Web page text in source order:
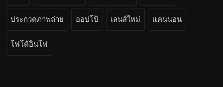
ประกวดภาพถ่าย ออปโป้ เลนส์ใหม่ แคนนอน
โฟโต้อินโฟ